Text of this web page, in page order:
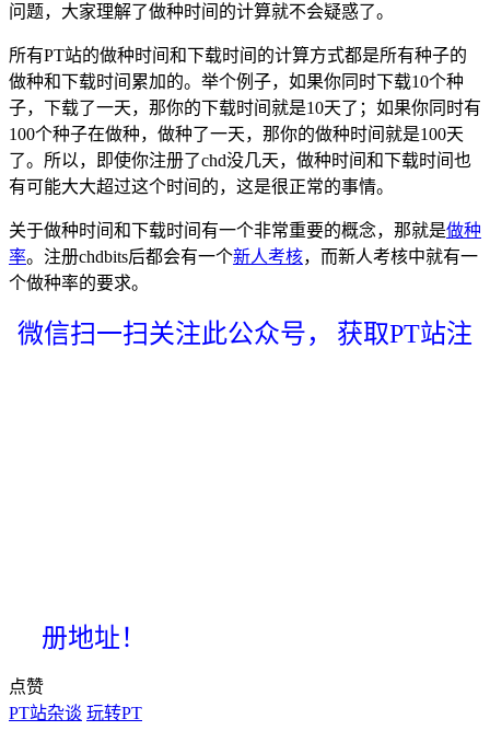
问题，大家理解了做种时间的计算就不会疑惑了。
所有PT站的做种时间和下载时间的计算方式都是所有种子的
做种和下载时间累加的。举个例子，如果你同时下载10个种
子，下载了一天，那你的下载时间就是10天了；如果你同时有
100个种子在做种，做种了一天，那你的做种时间就是100天
了。所以，即使你注册了chd没几天，做种时间和下载时间也
有可能大大超过这个时间的，这是很正常的事情。
关于做种时间和下载时间有一个非常重要的概念，那就是做种
率。注册chdbits后都会有一个新人考核，而新人考核中就有一
个做种率的要求。
微信扫一扫关注此公众号， 获取PT站注
册地址！
点赞
PT站杂谈 玩转PT